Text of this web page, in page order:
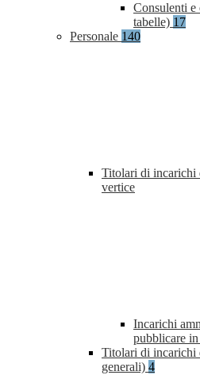
Consulenti e
tabelle) 17
Personale 140
Titolari di incarichi
vertice
Incarichi
pubblicare
Titolari di incarichi
generali) 4